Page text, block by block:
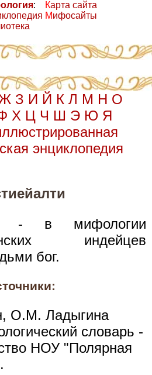
:
Карта сайта
Мифосайты
З И Й К Л М Н О
Х Ц Ч Ш Э Ю Я
энциклопедия
- в мифологии
индейцев
бог.
О.М. Ладыгина
словарь -
НОУ "Полярная